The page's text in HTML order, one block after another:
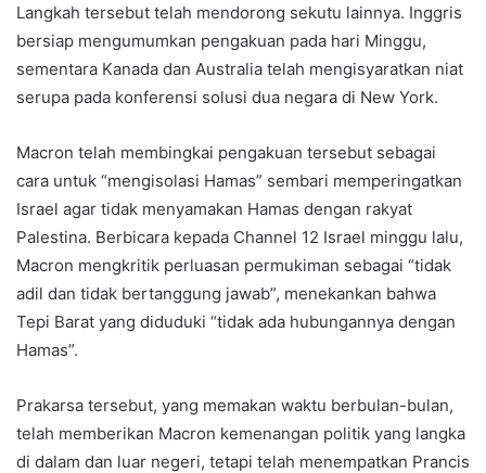
Langkah tersebut telah mendorong sekutu lainnya. Inggris
bersiap mengumumkan pengakuan pada hari Minggu,
sementara Kanada dan Australia telah mengisyaratkan niat
serupa pada konferensi solusi dua negara di New York.
Macron telah membingkai pengakuan tersebut sebagai
cara untuk “mengisolasi Hamas” sembari memperingatkan
Israel agar tidak menyamakan Hamas dengan rakyat
Palestina. Berbicara kepada Channel 12 Israel minggu lalu,
Macron mengkritik perluasan permukiman sebagai “tidak
adil dan tidak bertanggung jawab”, menekankan bahwa
Tepi Barat yang diduduki “tidak ada hubungannya dengan
Hamas”.
Prakarsa tersebut, yang memakan waktu berbulan-bulan,
telah memberikan Macron kemenangan politik yang langka
di dalam dan luar negeri, tetapi telah menempatkan Prancis